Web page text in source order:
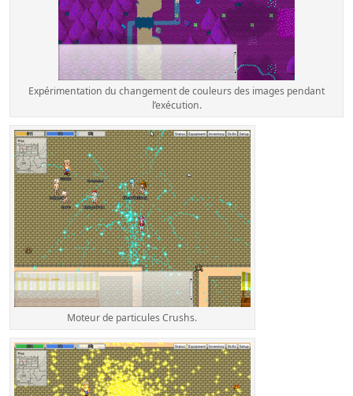
Expérimentation du changement de couleurs des images pendant
l’exécution.
Moteur de particules Crushs.